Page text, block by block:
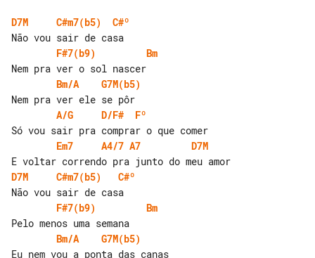
D7M C#m7(b5)
C#º
F#7(b9)
Bm
Bm/A
G7M(b5)
A/G
D/F#
Fº
Em7
A4/7 A7
D7M
D7M
C#m7(b5)
C#º
F#7(b9)
Bm
Bm/A
G7M(b5)